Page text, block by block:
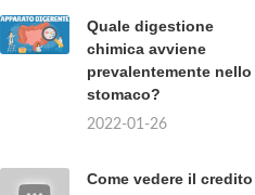
Quale digestione
chimica avviene
prevalentemente nello
stomaco?
2022-01-26
Come vedere il credito